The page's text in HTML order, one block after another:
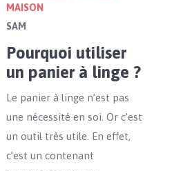
MAISON
SAM
Pourquoi utiliser
un panier à linge ?
Le panier à linge n’est pas
une nécessité en soi. Or c’est
un outil très utile. En effet,
c’est un contenant